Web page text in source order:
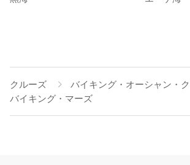
クルーズ
バイキング・オーシャン・
バイキング・マーズ